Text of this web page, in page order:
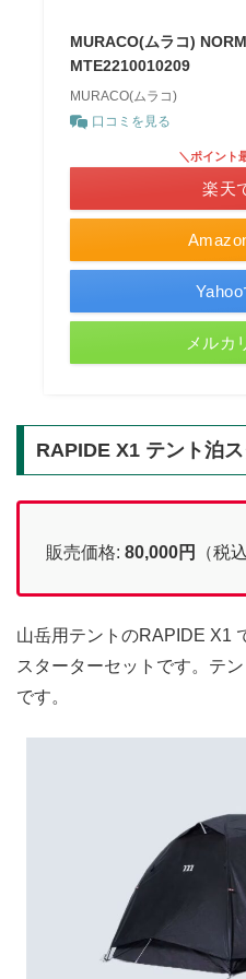
MURACO(ムラコ)
MTE2210010209
MURACO(ムラコ)
口コミを見る
＼ポイント
楽天
メルカ
RAPIDE X1 テント泊
販売価格: 80,000円 （税
山岳用テントのRAPIDE X1
スターターセットです。テ
です。